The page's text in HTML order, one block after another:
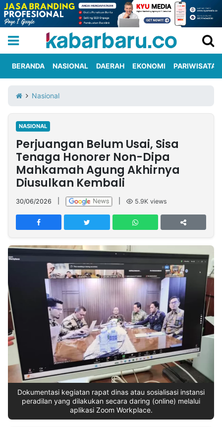
Iklan
Berita
Kami
Nasional
International
Olahraga
Entertainment
Daerah
Pariwisata
Kuliner
Kolom
Network
PT
TREETAN
MULTIMEDIA
INDONESIA
Insight
NTB
Suara
Time
Lens
IDN
Daily
Jogja
Jalan
Rakyat
Idealita
News
Kita
Notice
Dinamikapost.com
Radar
Baru
Seedbacklink
Follow
Kabarbaru
BERANDA NASIONAL DAERAH EKONOMI PARIWISATA
Nasional
NASIONAL
Perjuangan Belum Usai, Sisa
Tenaga Honorer Non-Dipa
Mahkamah Agung Akhirnya
Diusulkan Kembali
30/06/2026 5.9K views
Dokumentasi kegiatan rapat dinas atau sosialisasi instansi
peradilan yang dilakukan secara daring (online) melalui
aplikasi Zoom Workplace.